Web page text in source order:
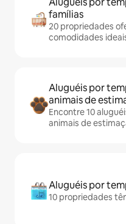
famílias
20 propriedades
comodidades
Aluguéis por
animais de
Encontre 10
animais de
Aluguéis por
10 propriedades